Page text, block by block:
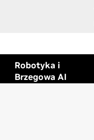
main
content
Robotyka i
Brzegowa AI